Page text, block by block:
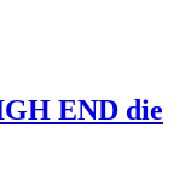
END die